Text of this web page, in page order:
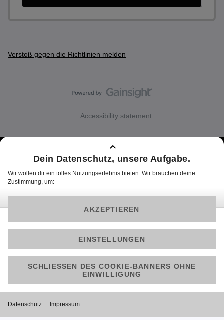
Verstoß gegen die Richtlinien melden
Accessibility statement
Impressum
Datenschutz Social Media
Allgemeine Nutzungsbedingungen
Barrierefreiheit
© 2025 ProSiebenSat.1 PULS 4 GmbH